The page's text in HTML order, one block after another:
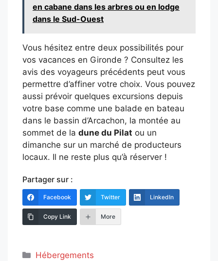
en cabane dans les arbres ou en lodge
dans le Sud-Ouest
Vous hésitez entre deux possibilités pour
vos vacances en Gironde ? Consultez les
avis des voyageurs précédents peut vous
permettre d’affiner votre choix. Vous pouvez
aussi prévoir quelques excursions depuis
votre base comme une balade en bateau
dans le bassin d’Arcachon, la montée au
sommet de la dune du Pilat ou un
dimanche sur un marché de producteurs
locaux. Il ne reste plus qu’à réserver !
Partager sur :
Facebook Twitter LinkedIn
Copy Link More
Catégories
Hébergements